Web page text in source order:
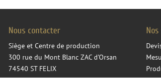
Nous contacter
Siège et Centre de production
300 rue du Mont Blanc ZAC d’Orsan
74540 ST FELIX